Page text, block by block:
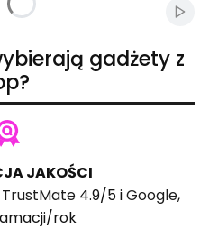
gadżety z
JAKOŚCI
4.9/5 iGoogle,
rok